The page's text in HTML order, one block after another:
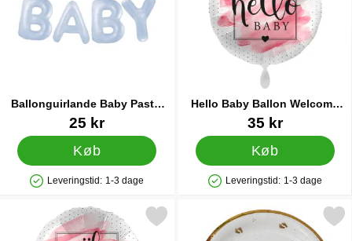
Ballonguirlande Baby Pastel
Blå
Varenr 8811625 kr
Køb
Produkttilgængelighed: På lager
Leveringstid: 1-3 dage
Hello Baby Ballon Welcome
Baby Pink
Varenr 3589635 kr
Køb
Produkttilgængelighed: På lager
Leveringstid: 1-3 dage
Markér välkommen Bebis Ballon Rosa som favorit
Markér paptallerkener